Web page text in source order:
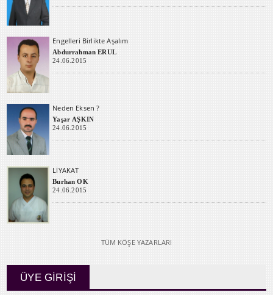
Engelleri Birlikte Aşalım
Abdurrahman ERUL
24.06.2015
Neden Eksen ?
Yaşar AŞKIN
24.06.2015
LİYAKAT
Burhan OK
24.06.2015
TÜM KÖŞE YAZARLARI
ÜYE GİRİŞİ